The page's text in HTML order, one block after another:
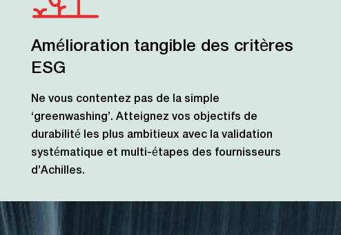
Amélioration tangible des critères
ESG
Ne vous contentez pas de la simple
‘greenwashing’. Atteignez vos objectifs de
durabilité les plus ambitieux avec la validation
systématique et multi-étapes des fournisseurs
d’Achilles.